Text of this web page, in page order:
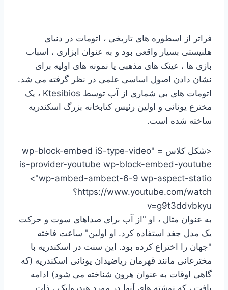
فراتر از اسطوره های تاریخی ، اتومات در دنیای
هلنیستی بسیار واقعی بود و به عنوان ابزاری ، اسباب
بازی ها ، عینک های مذهبی یا نمونه های اولیه برای
نشان دادن اصول اساسی علمی در نظر گرفته می شد.
اتومات های بی شماری از آب توسط Ktesibios ، یک
مخترع یونانی و اولین رئیس کتابخانه بزرگ اسکندریه
ساخته شده است.
<شکل کلاس = "wp-block-embed iS-type-video
is-provider-youtube wp-block-embed-youtube
wp-ambed-ambect-6-9 wp-aspect-statio">
https://www.youtube.com/watch؟
v=g9t3ddvbkyu
به عنوان مثال ، او "از آب برای صداهای سوت و حرکت
یک مدل جغد استفاده کرد. او اولین" ساعت فاخته
"جهان را اختراع کرده بود. این سنت در اسکندریه با
مخترعانی مانند قهرمان ریاضیدان یونانی اسکندریه (که
گاهی اوقات به عنوان هرون شناخته می شود) ادامه
یافت ، که نوشته های آنها در مورد هیدرولیک ، ذات